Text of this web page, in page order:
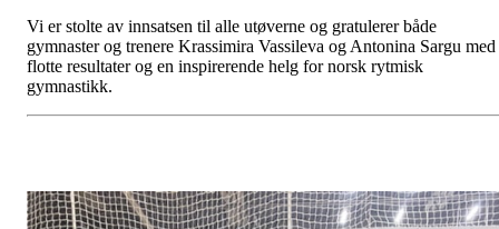
Vi er stolte av innsatsen til alle utøverne og gratulerer både
gymnaster og trenere Krassimira Vassileva og Antonina Sargu med
flotte resultater og en inspirerende helg for norsk rytmisk
gymnastikk.